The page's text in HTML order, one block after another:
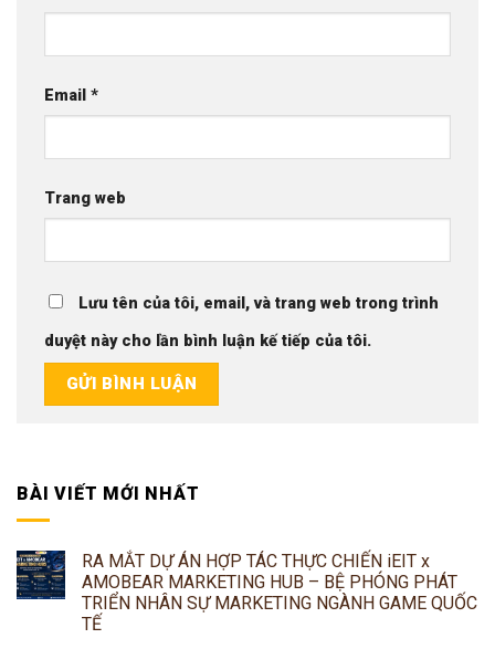
Email *
Trang web
Lưu tên của tôi, email, và trang web trong trình
duyệt này cho lần bình luận kế tiếp của tôi.
BÀI VIẾT MỚI NHẤT
RA MẮT DỰ ÁN HỢP TÁC THỰC CHIẾN iEIT x
AMOBEAR MARKETING HUB – BỆ PHÓNG PHÁT
TRIỂN NHÂN SỰ MARKETING NGÀNH GAME QUỐC
TẾ